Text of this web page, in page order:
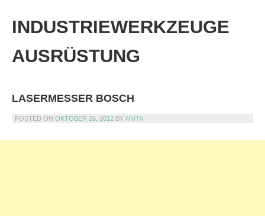
content
INDUSTRIEWERKZEUGE
AUSRÜSTUNG
LASERMESSER BOSCH
POSTED ON OKTOBER 26, 2012 BYANITA